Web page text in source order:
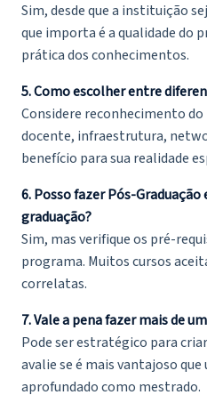
Sim, desde que a instituição
que importa é a qualidade do
prática dos conhecimentos.
5. Como escolher entre
Considere reconhecimento do
docente, infraestrutura,
benefício para sua realidade
6. Posso fazer Pós-
graduação?
Sim, mas verifique os pré-
programa. Muitos cursos
correlatas.
7. Vale a pena fazer mais de
Pode ser estratégico para
avalie se é mais vantajoso
aprofundado como mestrado.